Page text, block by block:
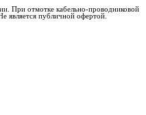
При отмотке кабельно-проводниковой
является публичной офертой.